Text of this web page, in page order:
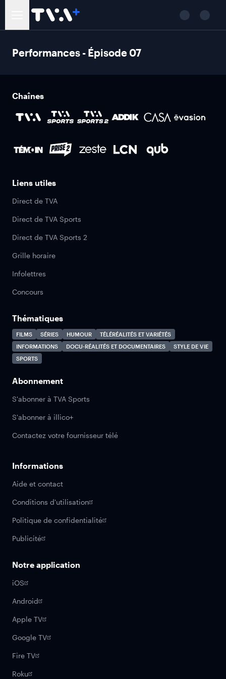
Performances - Épisode 07
Chaînes
Liens utiles
Direct de TVA
Direct de TVA Sports
Direct de TVA Sports 2
Grille horaire
Infolettres
Concours
Thématiques
FILMS SÉRIES HUMOUR
TÉLÉRÉALITÉS ET VARIÉTÉS
INFORMATIONS
DOCU-RÉALITÉS ET DOCUMENTAIRES
STYLE DE VIE
SPORTS
Abonnement
S'abonner à TVA Sports
S'abonner à illico+
Contactez votre fournisseur télé
Informations
Aide et contact
Conditions d'utilisation
Politique de confidentialité
Publicité
Notre application
iOS
Android
Apple TV
Google TV
Fire TV
Roku